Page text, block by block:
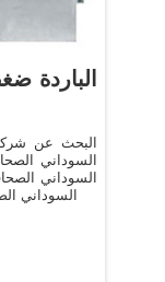
الباردة
البحث عن
السوداني
السوداني
السوداني